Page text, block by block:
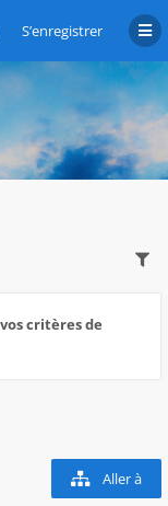
S’enregistrer
critères de
Aller à